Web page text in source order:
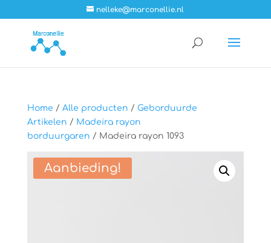
nelleke@marconellie.nl
Home / Alle producten / Geborduurde
Artikelen / Madeira rayon
borduurgaren / Madeira rayon 1093
Aanbieding!